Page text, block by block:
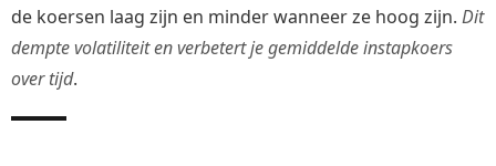
de koersen laag zijn en minder wanneer ze hoog zijn. Dit
dempte volatiliteit en verbetert je gemiddelde instapkoers
over tijd.